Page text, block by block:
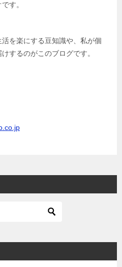
す。
を楽にする豆知識や、私が個
するのがこのブログです。